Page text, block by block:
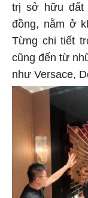
trị sở hữu đất
đồng, nằm ở
Từng chi tiết
cũng đến từ
như Versace,